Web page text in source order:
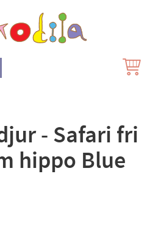
- Safari fri
hippo Blue